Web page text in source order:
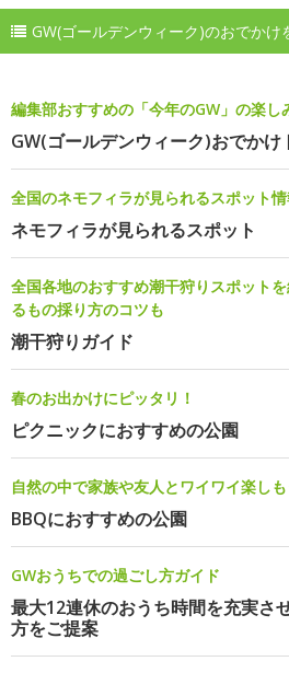
GW(ゴールデンウィーク)のおでかけ
編集部おすすめの「今年のGW」の楽し
GW(ゴールデンウィーク)おでかけ
全国のネモフィラが見られるスポット
ネモフィラが見られるスポット
全国各地のおすすめ潮干狩りスポット
るもの採り方のコツも
潮干狩りガイド
春のお出かけにピッタリ！
ピクニックにおすすめの公園
自然の中で家族や友人とワイワイ楽しも
BBQにおすすめの公園
GWおうちでの過ごし方ガイド
最大12連休のおうち時間を充実さ
方をご提案